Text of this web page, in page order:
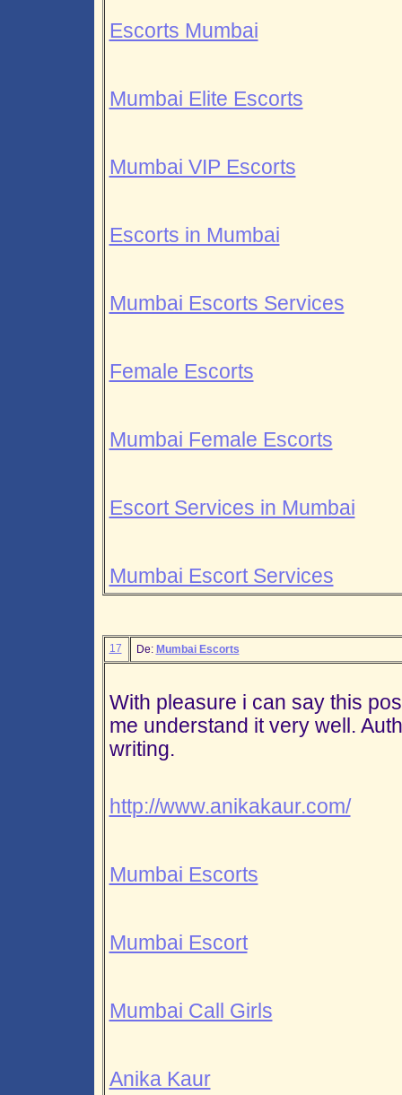
Escorts Mumbai
Mumbai Elite Escorts
Mumbai VIP Escorts
Escorts in Mumbai
Mumbai Escorts Services
Female Escorts
Mumbai Female Escorts
Escort Services in Mumbai
Mumbai Escort Services
17 De: Mumbai Escorts
With pleasure i can say this
me understand it very well.
writing.
http://www.anikakaur.com/
Mumbai Escorts
Mumbai Escort
Mumbai Call Girls
Anika Kaur